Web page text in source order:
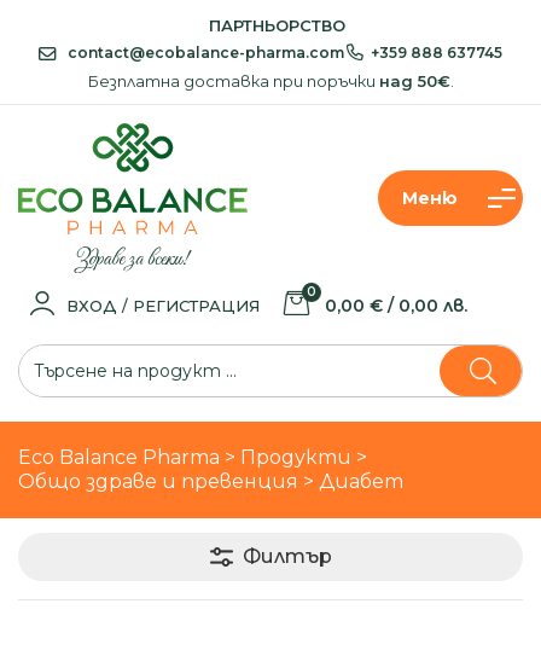
ПАРТНЬОРСТВО
contact@ecobalance-pharma.com +359 888 637745
Безплатна доставка при поръчки над 50€.
Меню
ВХОД / РЕГИСТРАЦИЯ
0
0,00 € / 0,00 лв.
Eco Balance Pharma > Продукти >
Общо здраве и превенция > Диабет
Филтър